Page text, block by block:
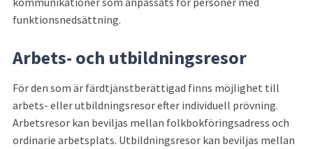
funktionsnedsättning.
Arbets- och utbildningsresor
För den som är färdtjänstberättigad finns möjlighet till
arbets- eller utbildningsresor efter individuell prövning.
Arbetsresor kan beviljas mellan folkbokföringsadress och
ordinarie arbetsplats. Utbildningsresor kan beviljas mellan